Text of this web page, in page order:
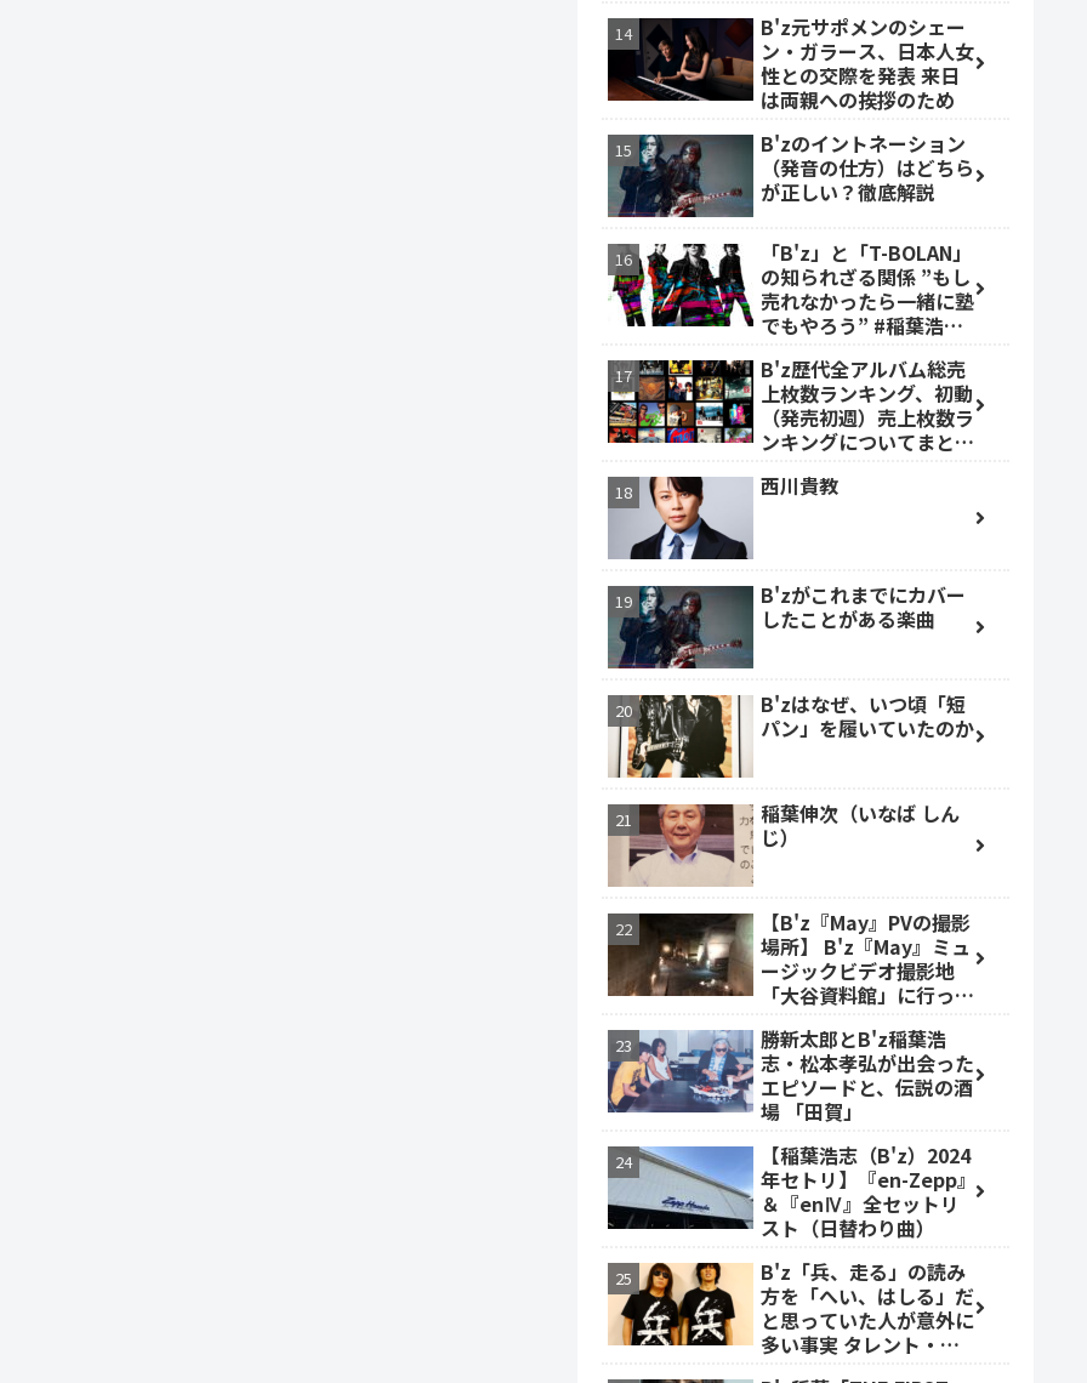
B'z元サポメンのシェー
ン・ガラース、日本人女
性との交際を発表 来日
は両親への挨拶のため
B'zのイントネーション
（発音の仕方）はどちら
が正しい？徹底解説
「B'z」と「T-BOLAN」
の知られざる関係 ”もし
売れなかったら一緒に塾
でもやろう” #稲葉浩志
B'z歴代全アルバム総売
上枚数ランキング、初動
（発売初週）売上枚数ラ
ンキングについてまとめ
西川貴教
B'zがこれまでにカバー
したことがある楽曲
B'zはなぜ、いつ頃「短
パン」を履いていたのか
稲葉伸次（いなば しん
じ）
【B'z『May』PVの撮影
場所】 B'z『May』ミュ
ージックビデオ撮影地
「大谷資料館」に行って
勝新太郎とB'z稲葉浩
志・松本孝弘が出会った
エピソードと、伝説の酒
場 「田賀」
【稲葉浩志（B'z）2024
年セトリ】『en-Zepp』
＆『enⅣ』全セットリ
スト（日替わり曲）
B'z「兵、走る」の読み
方を「へい、はしる」だ
と思っていた人が意外に
多い事実 タレント・ベ